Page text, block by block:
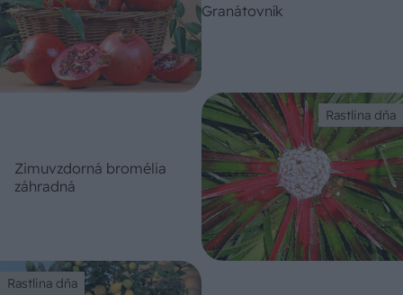
Granátovník
Rastlina dňa
Zimuvzdorná bromélia
záhradná
Rastlina dňa